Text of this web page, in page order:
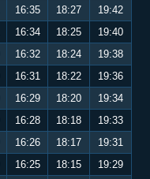
16:35 18:27
19:42
16:34 18:25
19:40
16:32 18:24
19:38
16:31 18:22
19:36
16:29 18:20
19:34
16:28 18:18
19:33
16:26 18:17
19:31
16:25 18:15
19:29